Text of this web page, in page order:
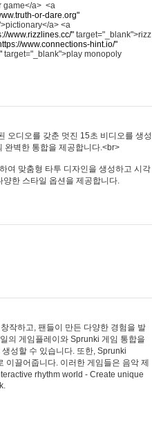
game</a> <a
or-dare.org"
a> <a
www.rizzlines.cc/" target="_blank">rizz
www.connections-hint.io/"
target="_blank">play monopoly
오디오를 갖춘 멋진 15초 비디오를 생성
완벽한 통합을 제공합니다.<br>
여 맞춤형 타투 디자인을 생성하고 시각
한 스타일 옵션을 제공합니다.
작하고, 팬들이 만든 다양한 경험을 발
의 게임플레이와 Sprunki 게임 통합을
성할 수 있습니다. 또한, Sprunki
끌어줍니다. 이러한 게임들은 음악 제
rhythm world - Create unique